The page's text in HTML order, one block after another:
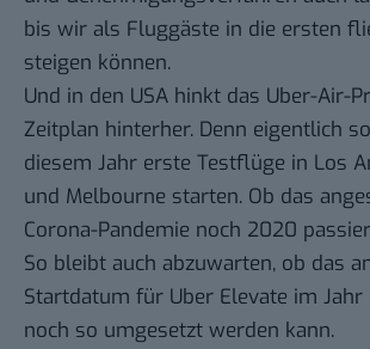
bis wir als Fluggäste in die ersten
steigen können.
Und in den USA hinkt das Uber-Air-
Zeitplan hinterher. Denn eigentlich
diesem Jahr erste Testflüge in Los
und Melbourne starten. Ob das
Corona-Pandemie noch 2020
So bleibt auch abzuwarten, ob das
Startdatum für Uber Elevate im
noch so umgesetzt werden kann.